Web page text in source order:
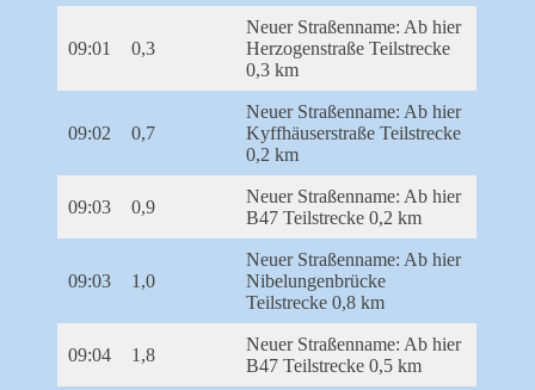
09:01 0,3
Neuer Straßenname: Ab hier
Herzogenstraße Teilstrecke
0,3 km
09:02 0,7
Neuer Straßenname: Ab hier
Kyffhäuserstraße Teilstrecke
0,2 km
09:03 0,9
Neuer Straßenname: Ab hier
B47 Teilstrecke 0,2 km
09:03 1,0
Neuer Straßenname: Ab hier
Nibelungenbrücke
Teilstrecke 0,8 km
09:04 1,8
Neuer Straßenname: Ab hier
B47 Teilstrecke 0,5 km